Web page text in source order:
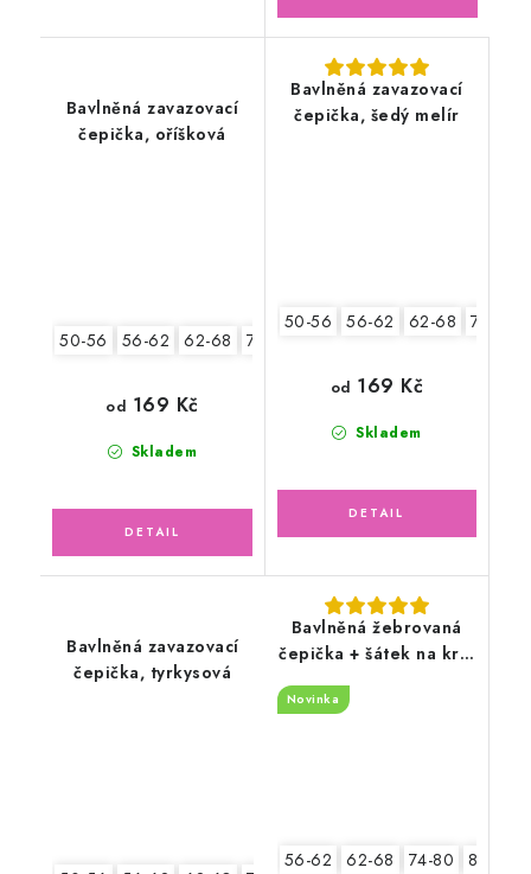
Bavlněná zavazovací
čepička, oříšková
50-56 56-62 62-68 74-80
Skladem
od 169 Kč
Bavlněná zavazovací
čepička, šedý melír
50-56 56-62 62-68 74-80
Skladem
od 169 Kč
Bavlněná zavazovací
čepička, tyrkysová
Bavlněná žebrovaná
čepička + šátek na krk,
Novinka
56-62 62-68 74-80 80-86